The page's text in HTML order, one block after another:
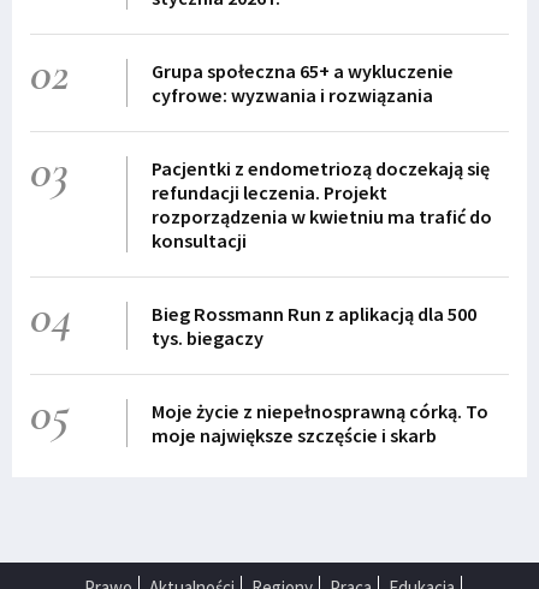
02
Grupa społeczna 65+ a wykluczenie
cyfrowe: wyzwania i rozwiązania
03
Pacjentki z endometriozą doczekają się
refundacji leczenia. Projekt
rozporządzenia w kwietniu ma trafić do
konsultacji
04
Bieg Rossmann Run z aplikacją dla 500
tys. biegaczy
05
Moje życie z niepełnosprawną córką. To
moje największe szczęście i skarb